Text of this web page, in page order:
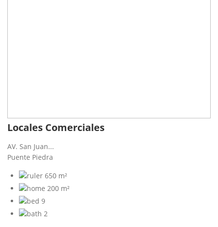
Locales Comerciales
AV. San Juan...
Puente Piedra
650 m²
200 m²
9
2